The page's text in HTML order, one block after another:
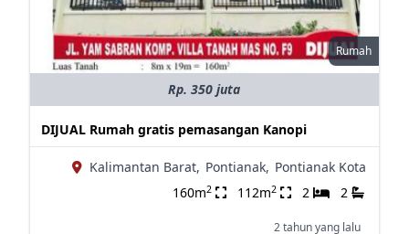
Rumah
Rp. 350 juta
DIJUAL Rumah gratis pemasangan Kanopi
Kalimantan Barat, Pontianak, Pontianak Kota
160m2 112m2 2 2
2 tahun yang lalu